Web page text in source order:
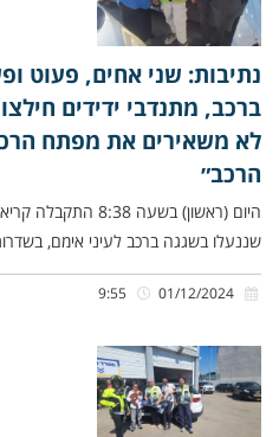
נתיבות: שני אחים, פעוט
ברכב, מתנדבי ידידים
לא משאירים את מפתח
הרכב״
היום (ראשון) בשעה
שננעלו בשגגה ברכב לעיני אימם,